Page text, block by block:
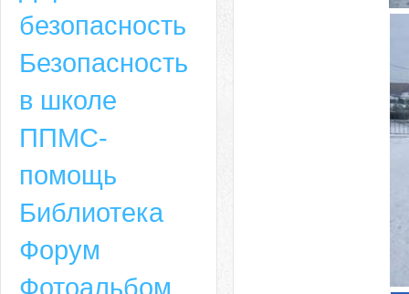
Адрес
безопасность
Безопасность
в школе
ППМС-
помощь
Библиотека
Форум
Фотоальбом